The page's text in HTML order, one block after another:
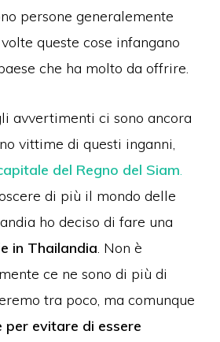
persone generalemente
queste cose infangano
che ha molto da offrire.
avvertimenti ci sono ancora
vittime di questi inganni,
del Regno del Siam.
di più il mondo delle
ho deciso di fare una
in Thailandia. Non è
ce ne sono di più di
tra poco, ma comunque
evitare di essere